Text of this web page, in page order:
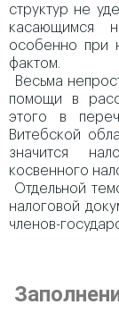
структур не
касающимся
особенно при
фактом.
Весьма
помощи в
этого в
Витебской
значится
косвенного
Отдельной
налоговой
членов-